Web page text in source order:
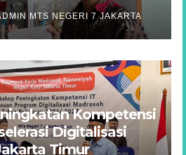
MTS NEGERI 7 JAKARTA
Kompetensi
Digitalisasi
Timur